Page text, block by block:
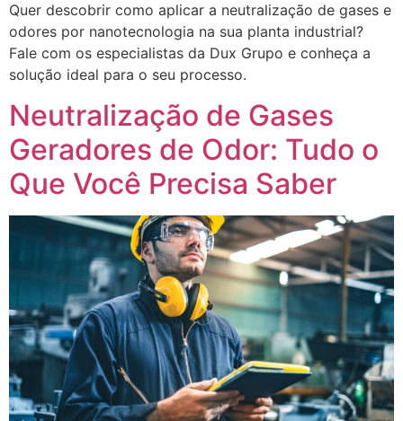
Quer descobrir como aplicar a neutralização de gases e
odores por nanotecnologia na sua planta industrial?
Fale com os especialistas da Dux Grupo e conheça a
solução ideal para o seu processo.
Neutralização de Gases
Geradores de Odor: Tudo o
Que Você Precisa Saber